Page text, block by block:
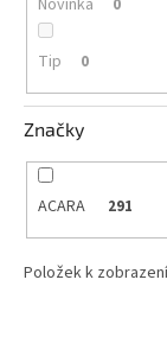
Novinka 0
Tip 0
Značky
ACARA 291
Položek k